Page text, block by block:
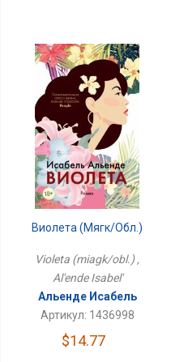
Виолета (мягк/обл.)
Violeta (miagk/obl.) ,
Al'ende Isabel'
Альенде Исабель
Артикул: 1436998
$14.77